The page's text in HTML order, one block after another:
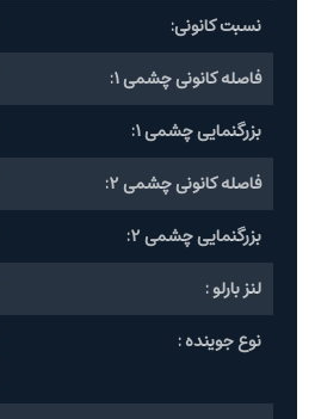
نسبت کانونی:
فاصله کانونی چشمی 1:
بزرگنمایی چشمی 1:
فاصله کانونی چشمی 2:
بزرگنمایی چشمی 2:
لنز بارلو :
نوع جوینده :